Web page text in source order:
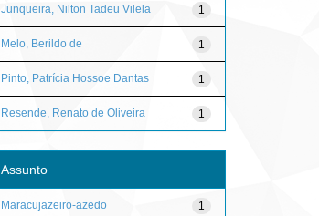
1
Junqueira, Nilton Tadeu Vilela
1
Melo, Berildo de
1
Pinto, Patrícia Hossoe Dantas
1
Resende, Renato de Oliveira
Assunto
1
Maracujazeiro-azedo